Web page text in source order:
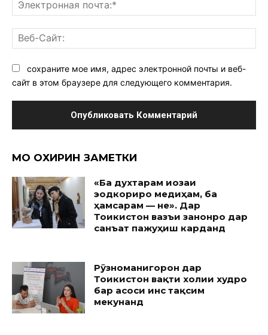
сохраните мое имя, адрес электронной почты и веб-
сайт в этом браузере для следующего комментария.
МО ОХИРИН ЗАМЕТКИ
«Ба духтарам иҷозаи
эҷодкориро медиҳам, ба
ҳамсарам — не». Дар
Тоҷикистон вазъи занонро дар
санъат пажуҳиш карданд
Рӯзноманигорон дар
Тоҷикистон вақти холии худро
бар асоси ҷинс тақсим
мекунанд